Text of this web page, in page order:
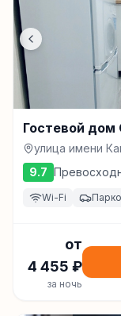
Гостевой дом
улица имени
9.7
Wi-Fi
от
4 455 ₽
за ночь